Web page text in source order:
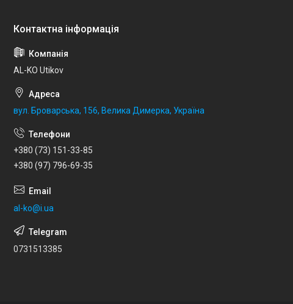
AL-KO Utikov
вул. Броварська, 156, Велика Димерка, Україна
+380 (73) 151-33-85
+380 (97) 796-69-35
al-ko@i.ua
0731513385